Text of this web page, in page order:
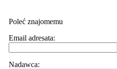
Poleć znajomemu
Email adresata:
Nadawca: